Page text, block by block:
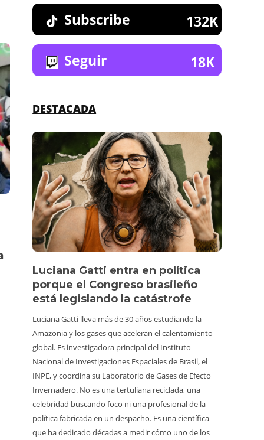
Subscribe 132K
Seguir 18K
DESTACADA
Luciana Gatti entra en política
porque el Congreso brasileño
está legislando la catástrofe
Luciana Gatti lleva más de 30 años estudiando la
Amazonia y los gases que aceleran el calentamiento
global. Es investigadora principal del Instituto
Nacional de Investigaciones Espaciales de Brasil, el
INPE, y coordina su Laboratorio de Gases de Efecto
Invernadero. No es una tertuliana reciclada, una
celebridad buscando foco ni una profesional de la
política fabricada en un despacho. Es una científica
que ha dedicado décadas a medir cómo uno de los